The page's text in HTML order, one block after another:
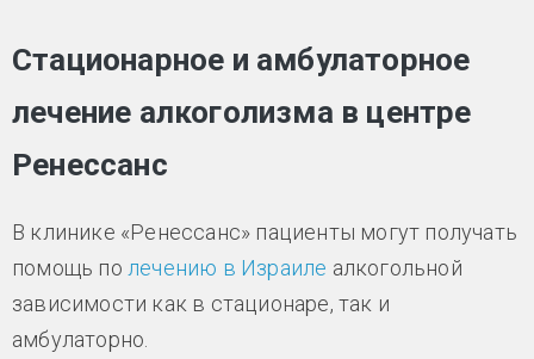
Стационарное и амбулаторное
лечение алкоголизма в центре
Ренессанс
В клинике «Ренессанс» пациенты могут получать
помощь по лечению в Израиле алкогольной
зависимости как в стационаре, так и
амбулаторно.